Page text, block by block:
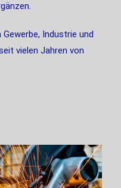
Industrie und
vielen Jahren von